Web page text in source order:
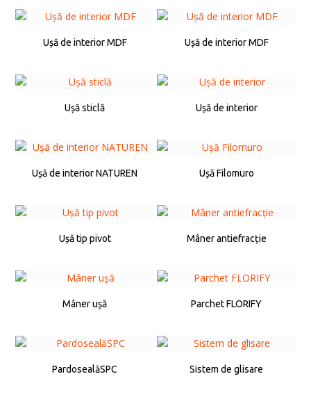
Ușă de interior MDF Ușă de interior MDF
Ușă sticlă Ușă de interior
Ușă de interior NATUREN Ușă Filomuro
Ușă tip pivot Mâner antiefracție
Mâner ușă Parchet FLORIFY
PardosealăSPC Sistem de glisare